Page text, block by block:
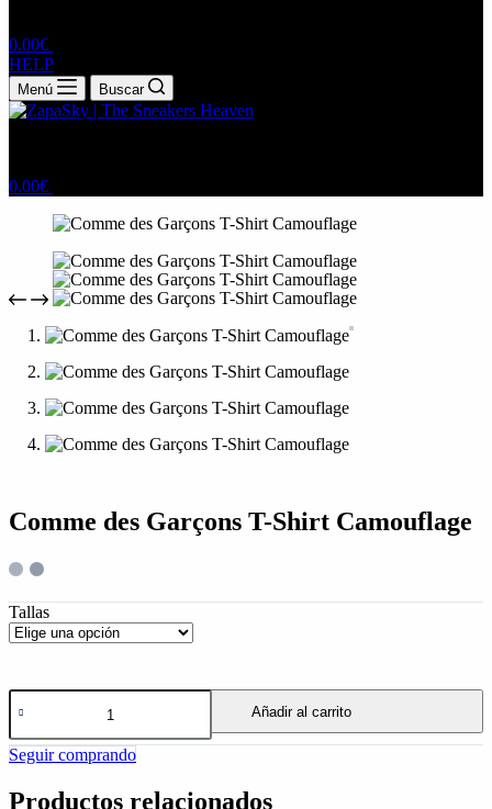
0.00€
HELP
Menú Buscar
0.00€
Comme des Garçons T-Shirt Camouflage
Tallas
Añadir al carrito
Seguir comprando
Productos relacionados